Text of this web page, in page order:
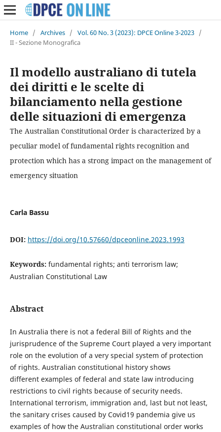
Home / Archives / Vol. 60 No. 3 (2023): DPCE Online 3-2023 /
II - Sezione Monografica
Il modello australiano di tutela
dei diritti e le scelte di
bilanciamento nella gestione
delle situazioni di emergenza
The Australian Constitutional Order is characterized by a
peculiar model of fundamental rights recognition and
protection which has a strong impact on the management of
emergency situation
Carla Bassu
DOI: https://doi.org/10.57660/dpceonline.2023.1993
Keywords: fundamental rights; anti terrorism law;
Australian Constitutional Law
Abstract
In Australia there is not a federal Bill of Rights and the
jurisprudence of the Supreme Court played a very important
role on the evolution of a very special system of protection
of rights. Australian constitutional history shows
different examples of federal and state law introducing
restrictions to civil rights because of security needs.
International terrorism, immigration and, last but not least,
the sanitary crises caused by Covid19 pandemia give us
examples of how the Australian constitutional order works